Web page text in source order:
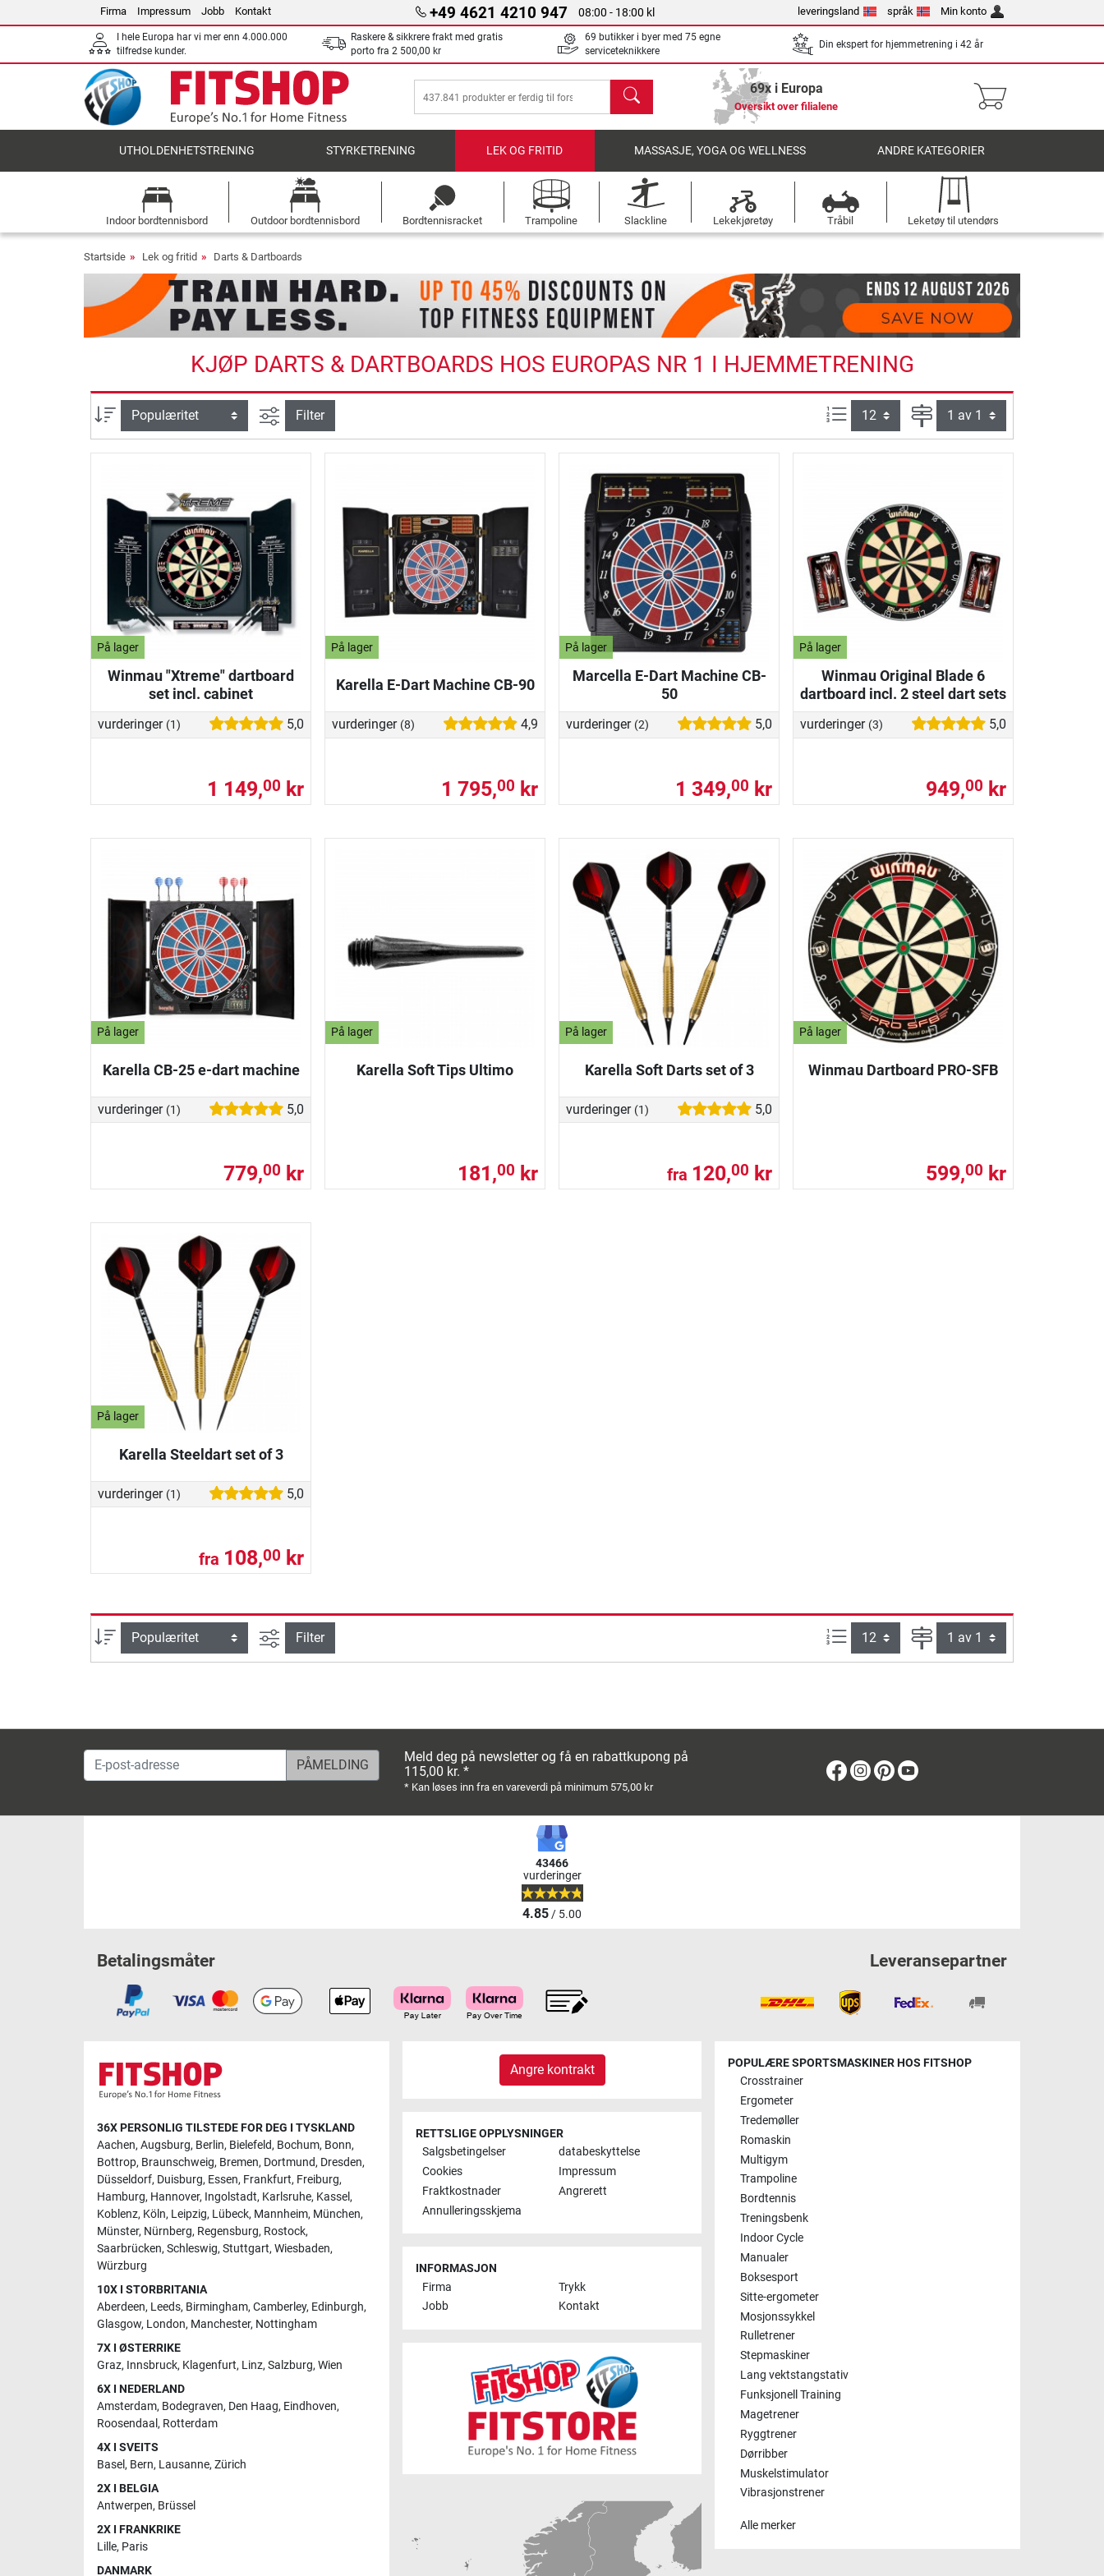
Firma Impressum Jobb Kontakt +49 4621 4210 947 08:00 - 18:00 kl leveringsland språk Min konto
I hele Europa har vi mer enn 4.000.000
tilfredse kunder.
Raskere & sikkrere frakt med gratis
porto fra 2 500,00 kr
69 butikker i byer med 75 egne
serviceteknikkere
Din ekspert for hjemmetrening i 42 år
søk 69x i Europa
Oversikt over filialene
UTHOLDENHETSTRENING STYRKETRENING LEK OG FRITID MASSASJE, YOGA OG WELLNESS ANDRE KATEGORIER
Indoor bordtennisbord Outdoor bordtennisbord Bordtennisracket Trampoline Slackline Lekekjøretøy Tråbil Leketøy til utendørs
Startside Lek og fritid Darts & Dartboards
KJØP DARTS & DARTBOARDS HOS EUROPAS NR 1 I HJEMMETRENING
sortering Avansert søk
Filter Produkter pr. side:
Side
På lager
Winmau "Xtreme" dartboard
set incl. cabinet
vurderinger (1) 5,0
1 149,00 kr
På lager
Karella E-Dart Machine CB-90
vurderinger (8) 4,9
1 795,00 kr
På lager
Marcella E-Dart Machine CB-
50
vurderinger (2) 5,0
1 349,00 kr
På lager
Winmau Original Blade 6
dartboard incl. 2 steel dart sets
vurderinger (3) 5,0
949,00 kr
På lager
Karella CB-25 e-dart machine
vurderinger (1) 5,0
779,00 kr
På lager
Karella Soft Tips Ultimo
181,00 kr
På lager
Karella Soft Darts set of 3
vurderinger (1) 5,0
fra 120,00 kr
På lager
Winmau Dartboard PRO-SFB
599,00 kr
På lager
Karella Steeldart set of 3
vurderinger (1) 5,0
fra 108,00 kr
sortering Avansert søk
Filter Produkter pr. side:
Side
E-post-adresse
Meld deg på newsletter og få en rabattkupong på
115,00 kr. *
* Kan løses inn fra en vareverdi på minimum 575,00 kr
Facebook
Instagram
Pinterest
43466
vurderinger
4.85/ 5.00
Betalingsmåter Leveransepartner
36X PERSONLIG TILSTEDE FOR DEG I TYSKLAND
Aachen, Augsburg, Berlin, Bielefeld, Bochum, Bonn,
Bottrop, Braunschweig, Bremen, Dortmund, Dresden,
Düsseldorf, Duisburg, Essen, Frankfurt, Freiburg,
Hamburg, Hannover, Ingolstadt, Karlsruhe, Kassel,
Koblenz, Köln, Leipzig, Lübeck, Mannheim, München,
Münster, Nürnberg, Regensburg, Rostock,
Saarbrücken, Schleswig, Stuttgart, Wiesbaden,
Würzburg
10X I STORBRITANIA
Aberdeen, Leeds, Birmingham, Camberley, Edinburgh,
Glasgow, London, Manchester, Nottingham
7X I ØSTERRIKE
Graz, Innsbruck, Klagenfurt, Linz, Salzburg, Wien
6X I NEDERLAND
Amsterdam, Bodegraven, Den Haag, Eindhoven,
Roosendaal , Rotterdam
4X I SVEITS
Basel, Bern, Lausanne, Zürich
2X I BELGIA
Antwerpen, Brüssel
2X I FRANKRIKE
Lille, Paris
DANMARK
Angre kontrakt
RETTSLIGE OPPLYSNINGER
Salgsbetingelser
databeskyttelse
Cookies
Impressum
Fraktkostnader
Angrerett
Annulleringsskjema
INFORMASJON
Firma
Trykk
Jobb
Kontakt
POPULÆRE SPORTSMASKINER HOS FITSHOP
Crosstrainer
Ergometer
Tredemøller
Romaskin
Multigym
Trampoline
Bordtennis
Treningsbenk
Indoor Cycle
Manualer
Boksesport
Sitte-ergometer
Mosjonssykkel
Rulletrener
Stepmaskiner
Lang vektstangstativ
Funksjonell Training
Magetrener
Ryggtrener
Dørribber
Muskelstimulator
Vibrasjonstrener
Alle merker